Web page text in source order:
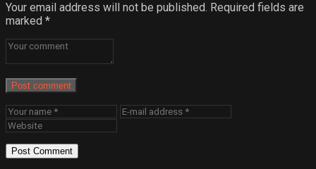
Your email address will not be published. Required fields are
marked *
Post comment